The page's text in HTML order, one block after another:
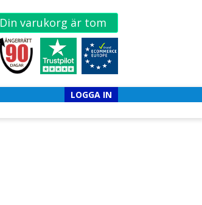
Din varukorg är tom
LOGGA IN